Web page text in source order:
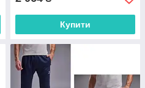
Купити